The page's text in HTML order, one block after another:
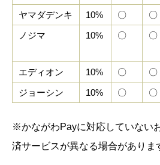
ヤマダデンキ
10% 〇 〇
ノジマ
10% 〇 〇
エディオン 10% 〇 〇
ジョーシン
10% 〇 〇
※かながわPayに対応していない
済サービスが異なる場合がありま